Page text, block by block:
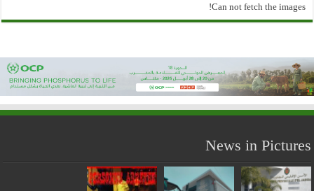
Can not fetch the images!
News in Pictures